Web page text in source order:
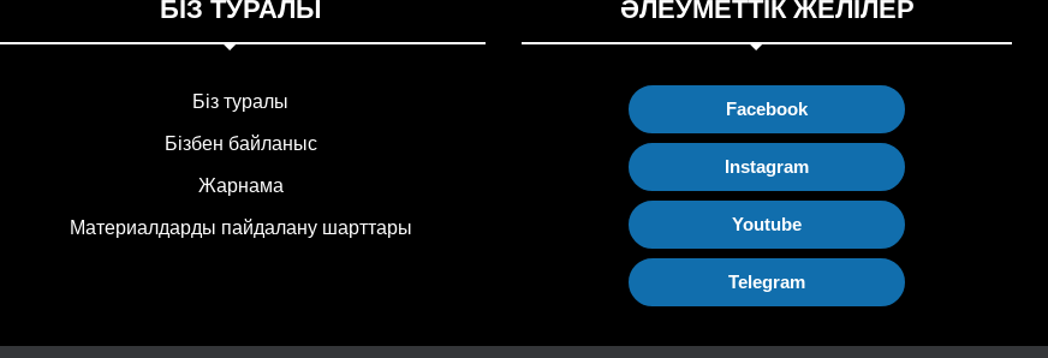
БІЗ ТУРАЛЫ
Біз туралы
Бізбен байланыс
Жарнама
Материалдарды пайдалану шарттары
ӘЛЕУМЕТТІК ЖЕЛІЛЕР
Facebook
Instagram
Youtube
Telegram